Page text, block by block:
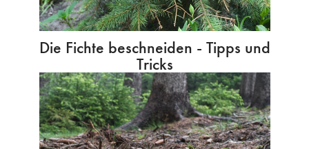
Die Fichte beschneiden - Tipps und
Tricks